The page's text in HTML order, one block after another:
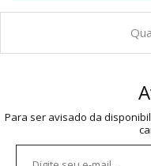
Para ser avisado da